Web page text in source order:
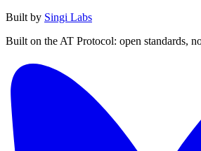
Built by Singi Labs
Built on the AT Protocol: open standards,